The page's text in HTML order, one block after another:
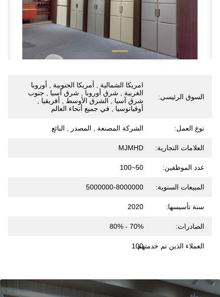
السوق الرئيسي:
امريكا الشمالية , أمريكا الجنوبية , أوروبا
الغربية , شرق أوروبا , شرق آسيا , جنوب
شرق آسيا , الشرق الأوسط , أفريقيا ,
أوقيانوسيا , في جميع أنحاء العالم
نوع العمل: الشركة المصنعة , المصدر , البائع
العلامات التجارية: MJMHD
عدد الموظفين: 50~100
المبيعات السنوية: 5000000-8000000
سنة تأسيسها: 2020
الصادرات: 70% - 80%
العملاء الذين تم خدمتهم:
100